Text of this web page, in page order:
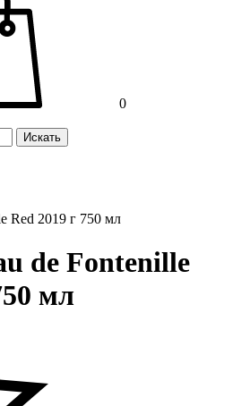
0
Искать
Red 2019 г 750 мл
de Fontenille
мл